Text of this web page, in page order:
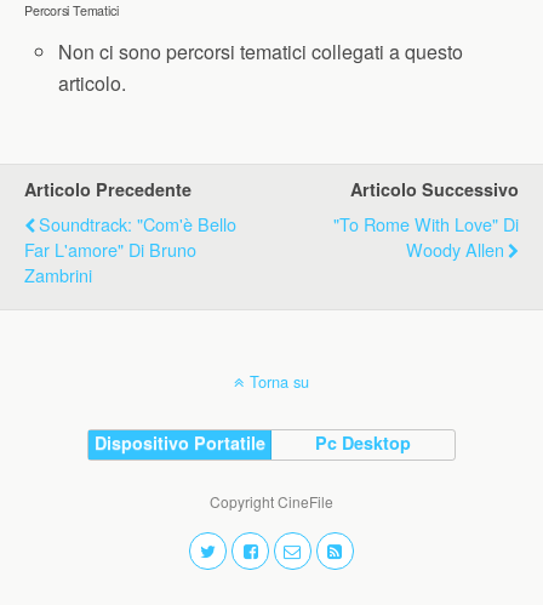
Percorsi Tematici
Non ci sono percorsi tematici collegati a questo
articolo.
Articolo Precedente
Soundtrack: "Com'è Bello
Far L'amore" Di Bruno
Zambrini
Articolo Successivo
"To Rome With Love" Di
Woody Allen
Torna su
Dispositivo Portatile Pc Desktop
Copyright CineFile